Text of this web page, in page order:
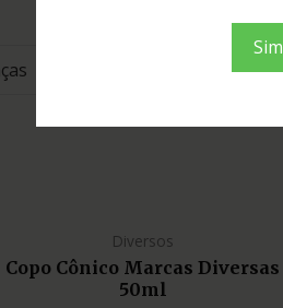
Sim
Diversos
Copo Cônico Marcas Diversas
50ml